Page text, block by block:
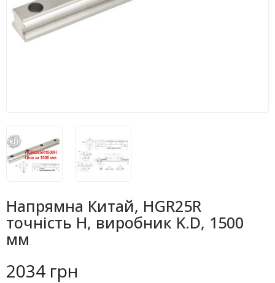
Напрямна Китай, HGR25R
точність H, виробник K.D, 1500
мм
2034 грн